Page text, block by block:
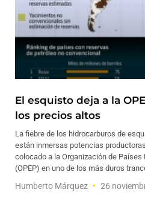
El esquisto deja a la
los precios altos
La fiebre de los hidrocarburos de
están inmersas potencias
colocado a la Organización de Países
(OPEP) en uno de los más duros
Humberto Márquez 26